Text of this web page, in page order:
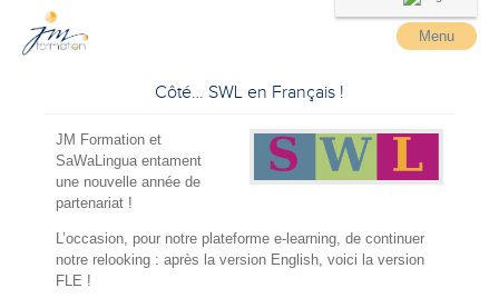
Côté… SWL en Français !
JM Formation et
SaWaLingua entament
une nouvelle année de
partenariat !
L’occasion, pour notre plateforme e-learning, de continuer
notre relooking : après la version English, voici la version
FLE !
Menu